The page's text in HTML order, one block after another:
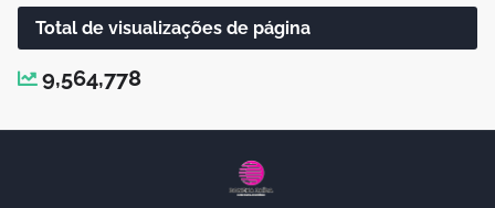
Total de visualizações de página
9,564,778